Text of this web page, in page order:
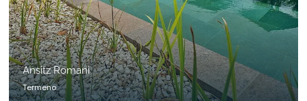
Ansitz Romani
Termeno